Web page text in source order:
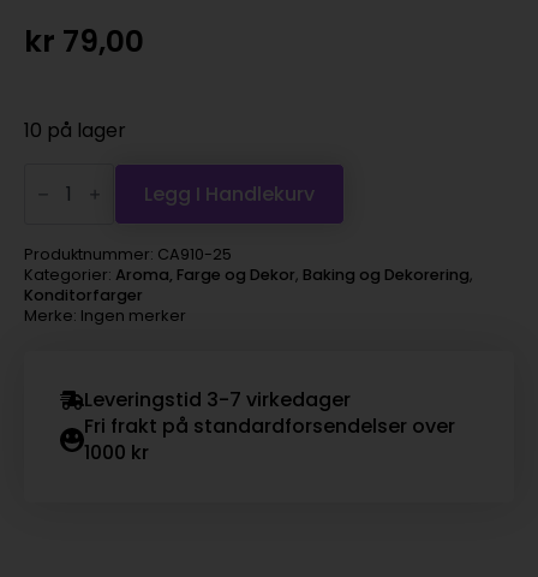
kr 79,00
10 på lager
Icingfarge
cacas
Legg I Handlekurv
Produktnummer: CA910-25
Kategorier: Aroma, Farge og Dekor, Baking og Dekorering,
Konditorfarger
Merke: Ingen merker
Leveringstid 3-7 virkedager
Fri frakt på standardforsendelser over
1000 kr